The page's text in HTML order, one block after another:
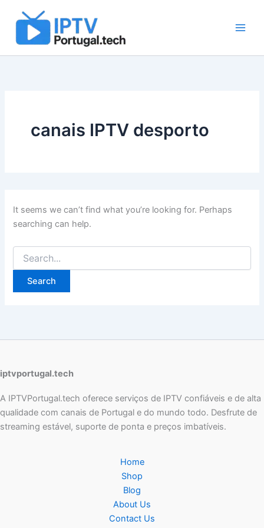
content
canais IPTV desporto
It seems we can’t find what you’re looking for. Perhaps
searching can help.
for:
iptvportugal.tech
A IPTVPortugal.tech oferece serviços de IPTV confiáveis e de alta
qualidade com canais de Portugal e do mundo todo. Desfrute de
streaming estável, suporte de ponta e preços imbatíveis.
Home
Shop
Blog
About Us
Contact Us